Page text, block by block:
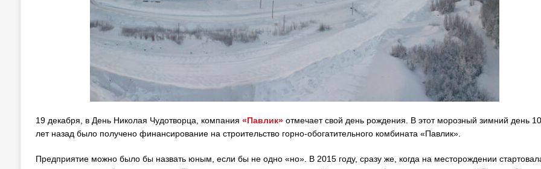
19 декабря, в День Николая Чудотворца, компания «Павлик»отмечает свой день рождения. В этот морозный зимний день 10
лет назад было получено финансирование на строительство горно-обогатительного комбината «Павлик».
Предприятие можно было бы назвать юным, если бы не одно «но». В 2015 году, сразу же, когда на месторождении